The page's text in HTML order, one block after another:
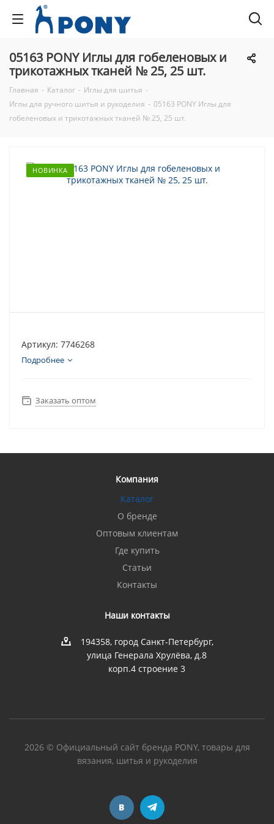
05163 PONY Иглы для гобеленовых и
трикотажных тканей № 25, 25 шт.
Главная - Каталог - Иглы для шитья -
Иглы для ручного шитья и рукоделия - 05163 PONY Иглы для
гобеленовых и трикотажных тканей № 25, 25 шт.
НОВИНКА
Артикул: 7746268
Подробнее
Заказать оптом
Компания
Каталог
О бренде
Оптовым клиентам
Где купить
Статьи
Контакты
Наши контакты
194358, город Санкт-Петербург,
улица Генерала Хрулёва, д.8
корп.4 строение 3
2026 © Официальный сайт бренда PONY, товары для
вязания, шитья и рукоделия